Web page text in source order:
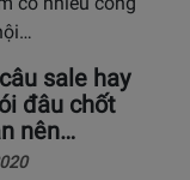
sale hay
đâu chốt
nên…